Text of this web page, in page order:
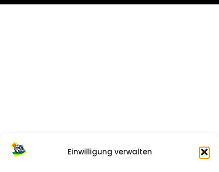
Einwilligung verwalten